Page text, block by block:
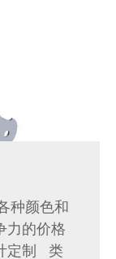
种颜色和
力的价格
定制 类